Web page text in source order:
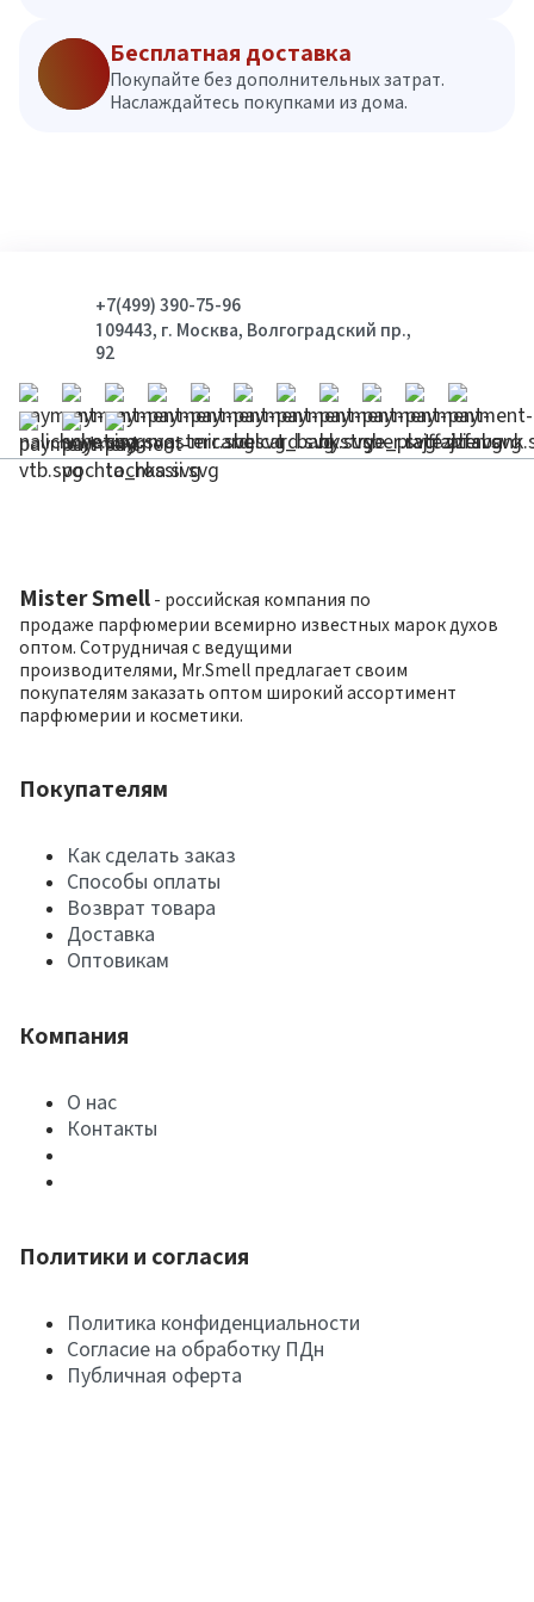
Бесплатная доставка
Покупайте без дополнительных затрат.
Наслаждайтесь покупками из дома.
+7(499) 390-75-96
109443, г. Москва, Волгоградский пр.,
92
Mister Smell - российская компания по
продаже парфюмерии всемирно известных марок духов
оптом. Сотрудничая с ведущими
производителями, Mr.Smell предлагает своим
покупателям заказать оптом широкий ассортимент
парфюмерии и косметики.
Покупателям
Как сделать заказ
Способы оплаты
Возврат товара
Доставка
Оптовикам
Компания
О нас
Контакты
Политики и согласия
Политика конфиденциальности
Согласие на обработку ПДн
Публичная оферта